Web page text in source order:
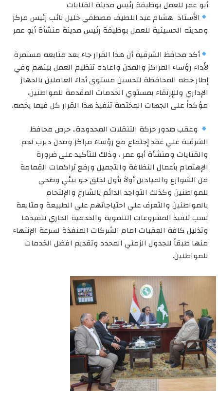
أبو عمر للعمل بوظيفة رئيس مدينة القنايات
الأستاذ هشام عبد اللطيف مصطفي خليل نائب رئيس مركز
ومدينه الحسينية للعمل بوظيفة رئيس مدينة منشأة أبو عمر
أكد محافظ الشرقية أن هذا القرار جاء بعد متابعه مستمرة
لأداء رؤساء المراكز والمدن واعاده تنظيم العمل بينهم وفي
إطار خطه المحافظة لتحسين مستوى أداء العاملين بالجهاز
الإداري وللإرتقاء بمستوي الخدمات المقدمة للمواطنين،
مؤكداً على الجهات المختصة تنفيذ هذا القرار كل فيما يخصه.
وعقب صدور حركة التنقلات المحدودة.. حرص محافظ
الشرقية علي عقد إجتماع مع رؤساء مراكز ومدن ديرب نجم
والقنايات ومنشأة أبو عمر ، وذلك للتأكيد على ضرورة
الإهتمام بأعمال النظافة والتجميل ورفع تراكمات القمامة
من الشوارع والميادين أولاً بأول لخلق جو بيئي وصحي
للمواطنين وكذلك التواجد الدائم بالشارع والإلتحام
بالمواطنين والتعرف علي احتياجاتهم علي الطبيعة ومتابعة
نسب تنفيذ المشروعات التنموية والخدمية الجاري تنفيذها
وتذليل كافة العقبات امام الشركات المنفذة لسرعة الإنتهاء
منها طبقاً للجدول الزمني المحدد وتقديم افضل الخدمات
للمواطنين.